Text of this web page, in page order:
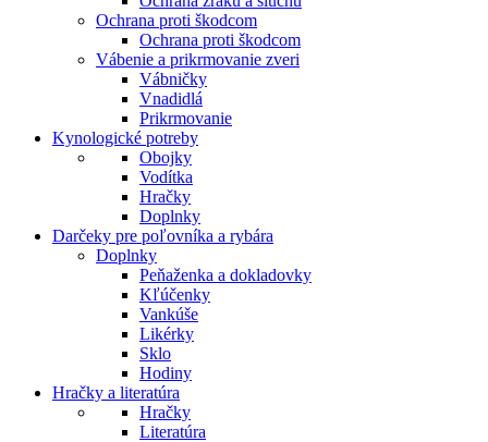
Ochrana proti škodcom
Ochrana proti škodcom
Vábenie a prikrmovanie zveri
Vábničky
Vnadidlá
Prikrmovanie
Kynologické potreby
Obojky
Vodítka
Hračky
Doplnky
Darčeky pre poľovníka a rybára
Doplnky
Peňaženka a dokladovky
Kľúčenky
Vankúše
Likérky
Sklo
Hodiny
Hračky a literatúra
Hračky
Literatúra